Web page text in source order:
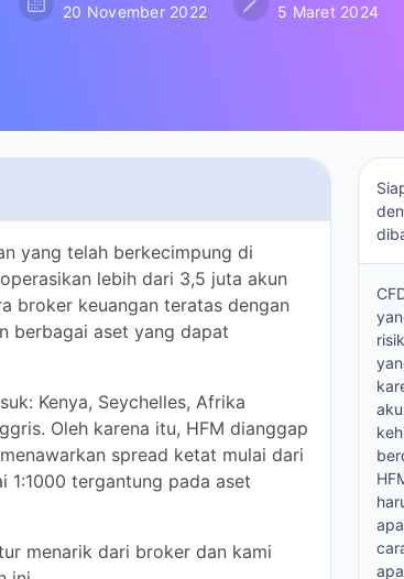
20 November 2022 5 Maret 2024
telah berkecimpung di industri ini
dari 3,5 juta akun trading. Broker
dengan meluncurkan kemitraan
Seychelles, Afrika Selatan, St.
itu, HFM dianggap aman. Broker ini
mulai dari 0,0 pips, dan leverage
trading dan negara tempat tinggal
dari broker dan kami akan